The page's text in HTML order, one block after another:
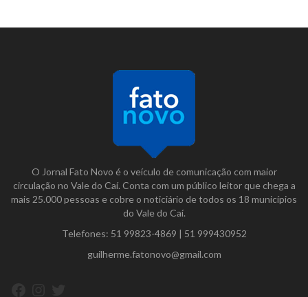
O Jornal Fato Novo é o veículo de comunicação com maior
circulação no Vale do Caí. Conta com um público leitor que chega a
mais 25.000 pessoas e cobre o noticiário de todos os 18 municípios
do Vale do Caí.
Telefones: 51 99823-4869 | 51 999430952
guilherme.fatonovo@gmail.com